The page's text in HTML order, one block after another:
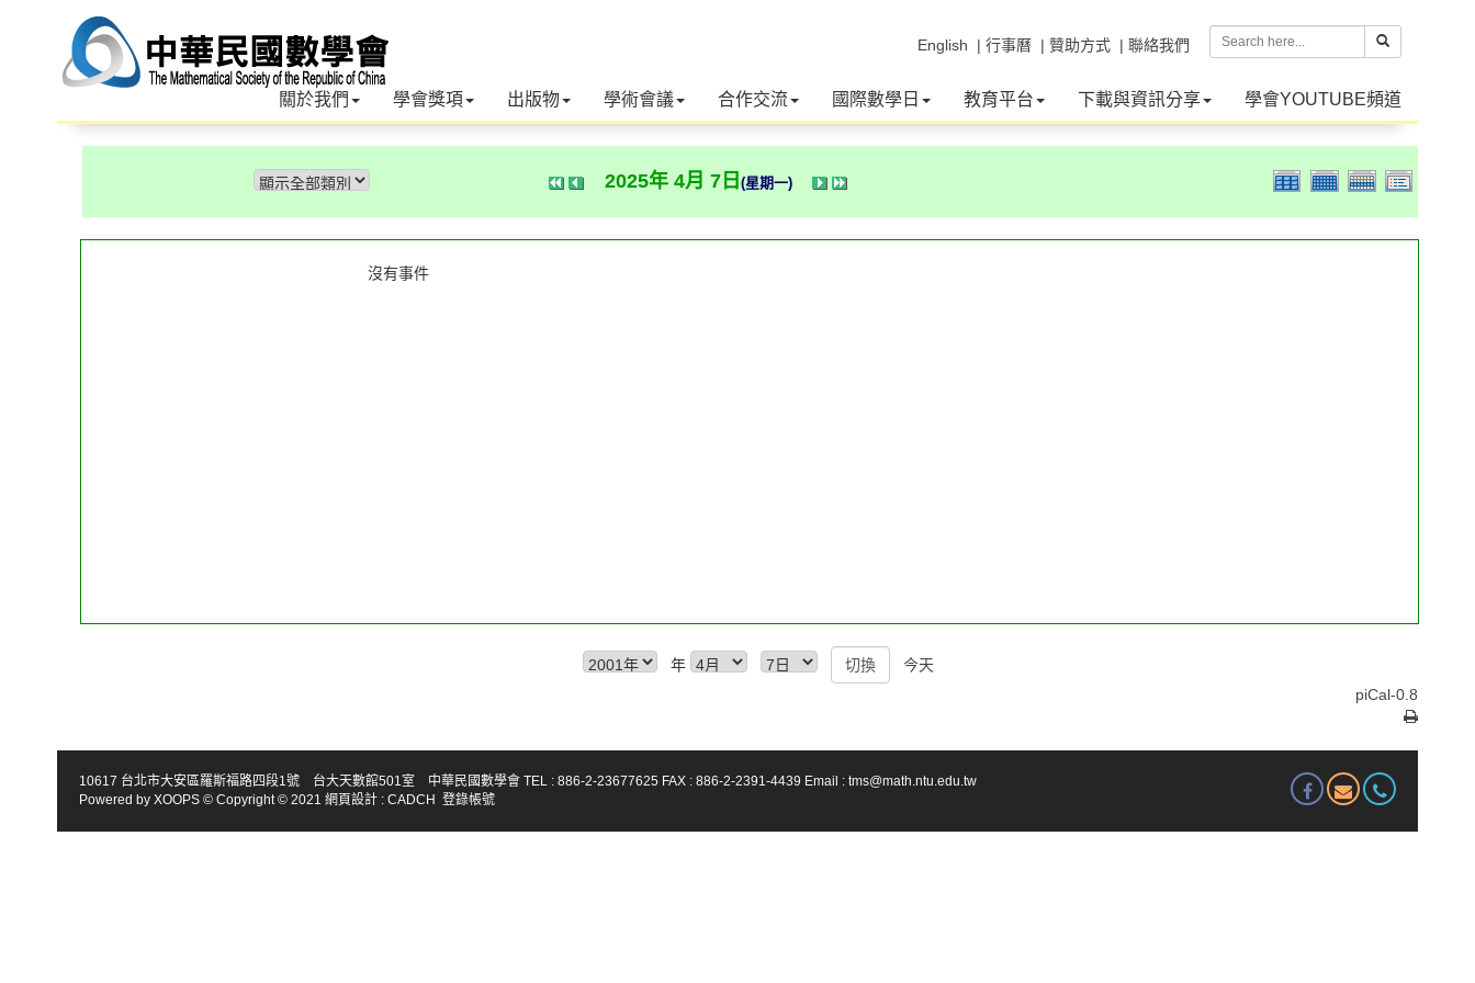
| 聯絡我們
| 贊助方式
| 行事曆
English
關於我們 學會獎項 出版物 學術會議 合作交流 國際數學日 教育平台 下載與資訊分享 學會YOUTUBE頻道
2025年 4月 7日 (星期一)
沒有事件
年
今天
piCal-0.8
10617 台北市大安區羅斯福路四段1號 台大天數館501室 中華民國數學會 TEL : 886-2-23677625 FAX : 886-2-2391-4439 Email : tms@math.ntu.edu.tw
Powered by XOOPS © Copyright © 2021 網頁設計 : CADCH 登錄帳號